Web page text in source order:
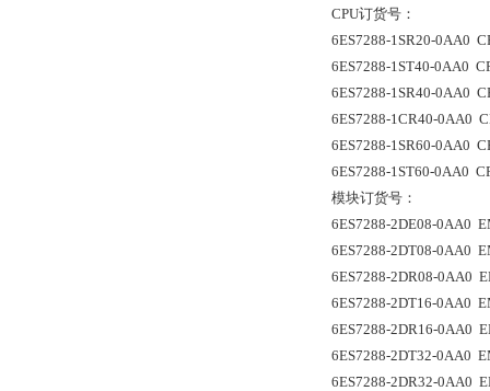
CPU订货号：
6ES7288-1SR20-0AA0
6ES7288-1ST40-0AA0
6ES7288-1SR40-0AA0
6ES7288-1CR40-0AA0
6ES7288-1SR60-0AA0
6ES7288-1ST60-0AA0
模块订货号：
6ES7288-2DE08-0AA0
6ES7288-2DT08-0AA0
6ES7288-2DR08-0AA0
6ES7288-2DT16-0AA0
6ES7288-2DR16-0AA0
6ES7288-2DT32-0AA0
6ES7288-2DR32-0AA0